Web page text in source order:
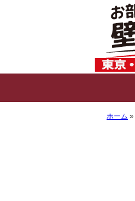
ホーム